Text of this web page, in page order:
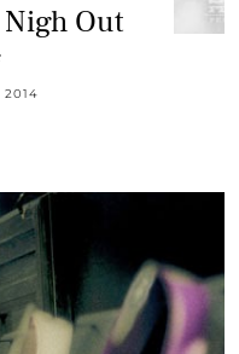
Out
2014